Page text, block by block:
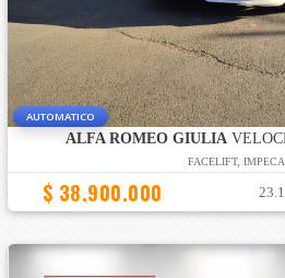
AUTOMATICO
ALFA ROMEO GIULIA
FACELIFT,
$ 38.900.000